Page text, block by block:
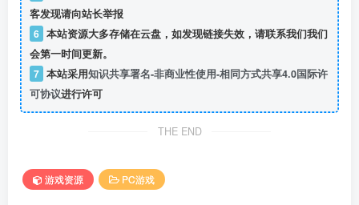
客发现请向站长举报
6 本站资源大多存储在云盘，如发现链接失效，请联系我们我们
会第一时间更新。
7 本站采用知识共享署名-非商业性使用-相同方式共享4.0国际许
可协议进行许可
THE END
游戏资源 PC游戏